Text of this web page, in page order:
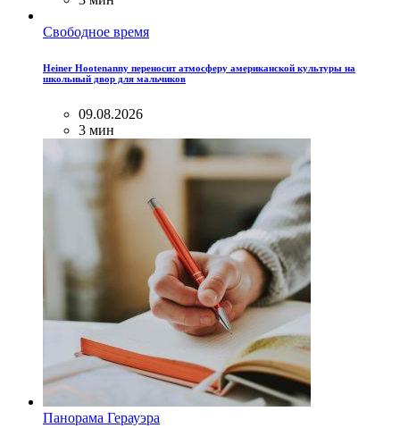
Свободное время
Heiner Hootenanny переносит атмосферу американской культуры на
школьный двор для мальчиков
09.08.2026
3 мин
Панорама Герауэра